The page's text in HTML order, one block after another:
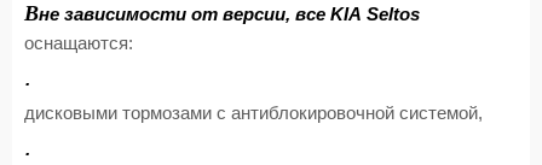
Вне зависимости от версии, все KIA Seltos
оснащаются:
·
дисковыми тормозами с антиблокировочной системой,
·